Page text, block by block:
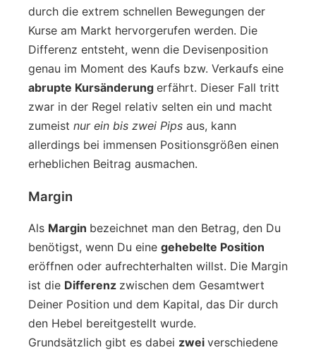
durch die extrem schnellen Bewegungen der
Kurse am Markt hervorgerufen werden. Die
Differenz entsteht, wenn die Devisenposition
genau im Moment des Kaufs bzw. Verkaufs eine
abrupte Kursänderung erfährt. Dieser Fall tritt
zwar in der Regel relativ selten ein und macht
zumeist nur ein bis zwei Pips aus, kann
allerdings bei immensen Positionsgrößen einen
erheblichen Beitrag ausmachen.
Margin
Als Margin bezeichnet man den Betrag, den Du
benötigst, wenn Du eine gehebelte Position
eröffnen oder aufrechterhalten willst. Die Margin
ist die Differenz zwischen dem Gesamtwert
Deiner Position und dem Kapital, das Dir durch
den Hebel bereitgestellt wurde.
Grundsätzlich gibt es dabei zwei verschiedene